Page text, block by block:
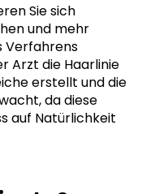
Sie sich
und mehr
Verfahrens
Arzt die Haarlinie
erstellt und die
da diese
auf Natürlichkeit